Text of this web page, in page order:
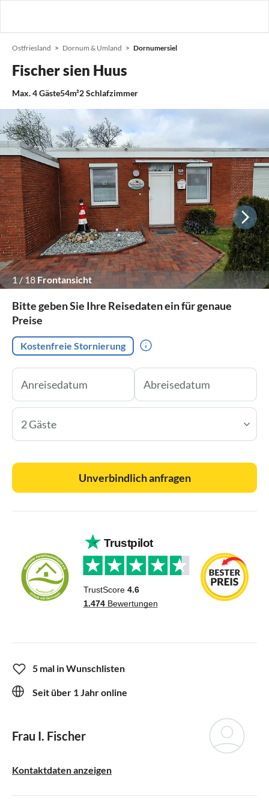
Ostfriesland Dornum & Umland Dornumersiel
Fischer sien Huus
Max.4Gäste54m²2Schlafzimmer
1/18 Frontansicht
Bitte geben Sie Ihre Reisedaten ein für genaue
Preise
Kostenfreie Stornierung
2 Gäste
Unverbindlich anfragen
5 mal in Wunschlisten
Seit über 1 Jahr online
Frau I. Fischer
Kontaktdaten anzeigen